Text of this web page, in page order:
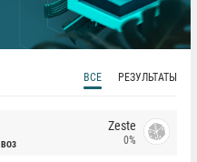
ВСЕ РЕЗУЛЬТАТЫ
BO3
Zeste
0%